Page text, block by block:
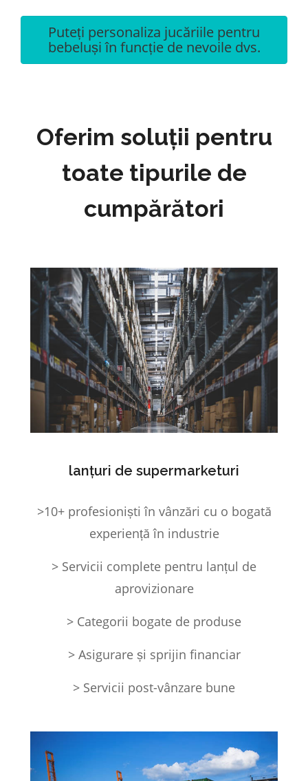
Puteți personaliza jucăriile pentru
bebeluși în funcție de nevoile dvs.
Oferim soluții pentru
toate tipurile de
cumpărători
lanțuri de supermarketuri
>10+ profesioniști în vânzări cu o bogată
experiență în industrie
> Servicii complete pentru lanțul de
aprovizionare
> Categorii bogate de produse
> Asigurare și sprijin financiar
> Servicii post-vânzare bune